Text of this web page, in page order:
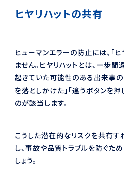
ヒヤリハットの共有
ヒューマンエラーの防止には、「
ません。ヒヤリハットとは、一歩
起きていた可能性のある出来事の
を落としかけた」「違うボタンを押
のが該当します。
こうした潜在的なリスクを共有
し、事故や品質トラブルを防ぐた
しょう。